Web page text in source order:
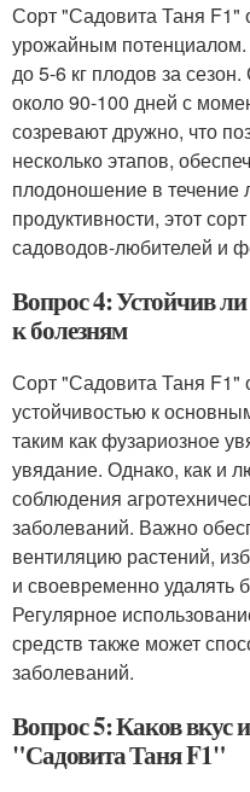
Сорт "Садовита Таня F1"
урожайным потенциалом.
до 5-6 кг плодов за
около 90-100 дней с
созревают дружно, что
несколько этапов,
плодоношение в течение
продуктивности, этот
садоводов-любителей и
Вопрос 4: Устойчив
к болезням
Сорт "Садовита Таня F1"
устойчивостью к
таким как фузариозное
увядание. Однако, как и
соблюдения
заболеваний. Важно
вентиляцию растений,
и своевременно удалять
Регулярное
средств также может
заболеваний.
Вопрос 5: Каков вкус
"Садовита Таня F1"